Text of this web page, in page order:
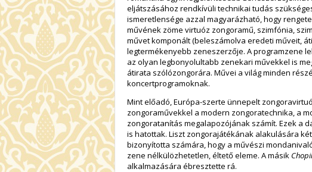
eljátszásához rendkívüli technikai tudás
ismeretlensége azzal magyarázható, hogy
művének zöme virtuóz zongoramű, szimfónia,
művet komponált (beleszámolva eredeti műveit,
legtermékenyebb zeneszerzője. A programzene
az olyan legbonyolultabb zenekari művekkel is
átirata szólózongorára. Művei a világ minden
koncertprogramoknak.
Mint előadó, Európa-szerte ünnepelt
zongoraművekkel a modern zongoratechnika, a
zongoratanítás megalapozójának számít. Ezek a
is hatottak. Liszt zongorajátékának alakulására
bizonyította számára, hogy a művészi
zene nélkülözhetetlen, éltető eleme. A másik
alkalmazására ébresztette rá.